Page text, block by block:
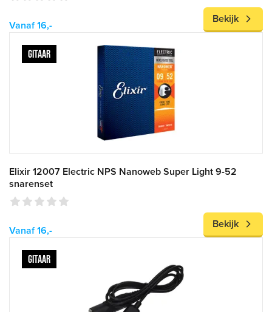
Vanaf 16,-
Bekijk
GITAAR
Elixir 12007 Electric NPS Nanoweb Super Light 9-52
snarenset
Vanaf 16,-
Bekijk
GITAAR